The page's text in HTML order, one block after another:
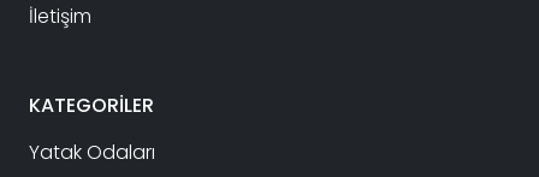
İletişim
KATEGORİLER
Yatak Odaları